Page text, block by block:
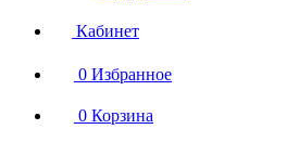
Кабинет
0 Избранное
0 Корзина